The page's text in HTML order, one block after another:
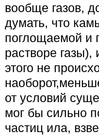
вообще газов,
думать, что
поглощаемой и
растворе
этого не
от условий
мог бы сильно
частиц ила,